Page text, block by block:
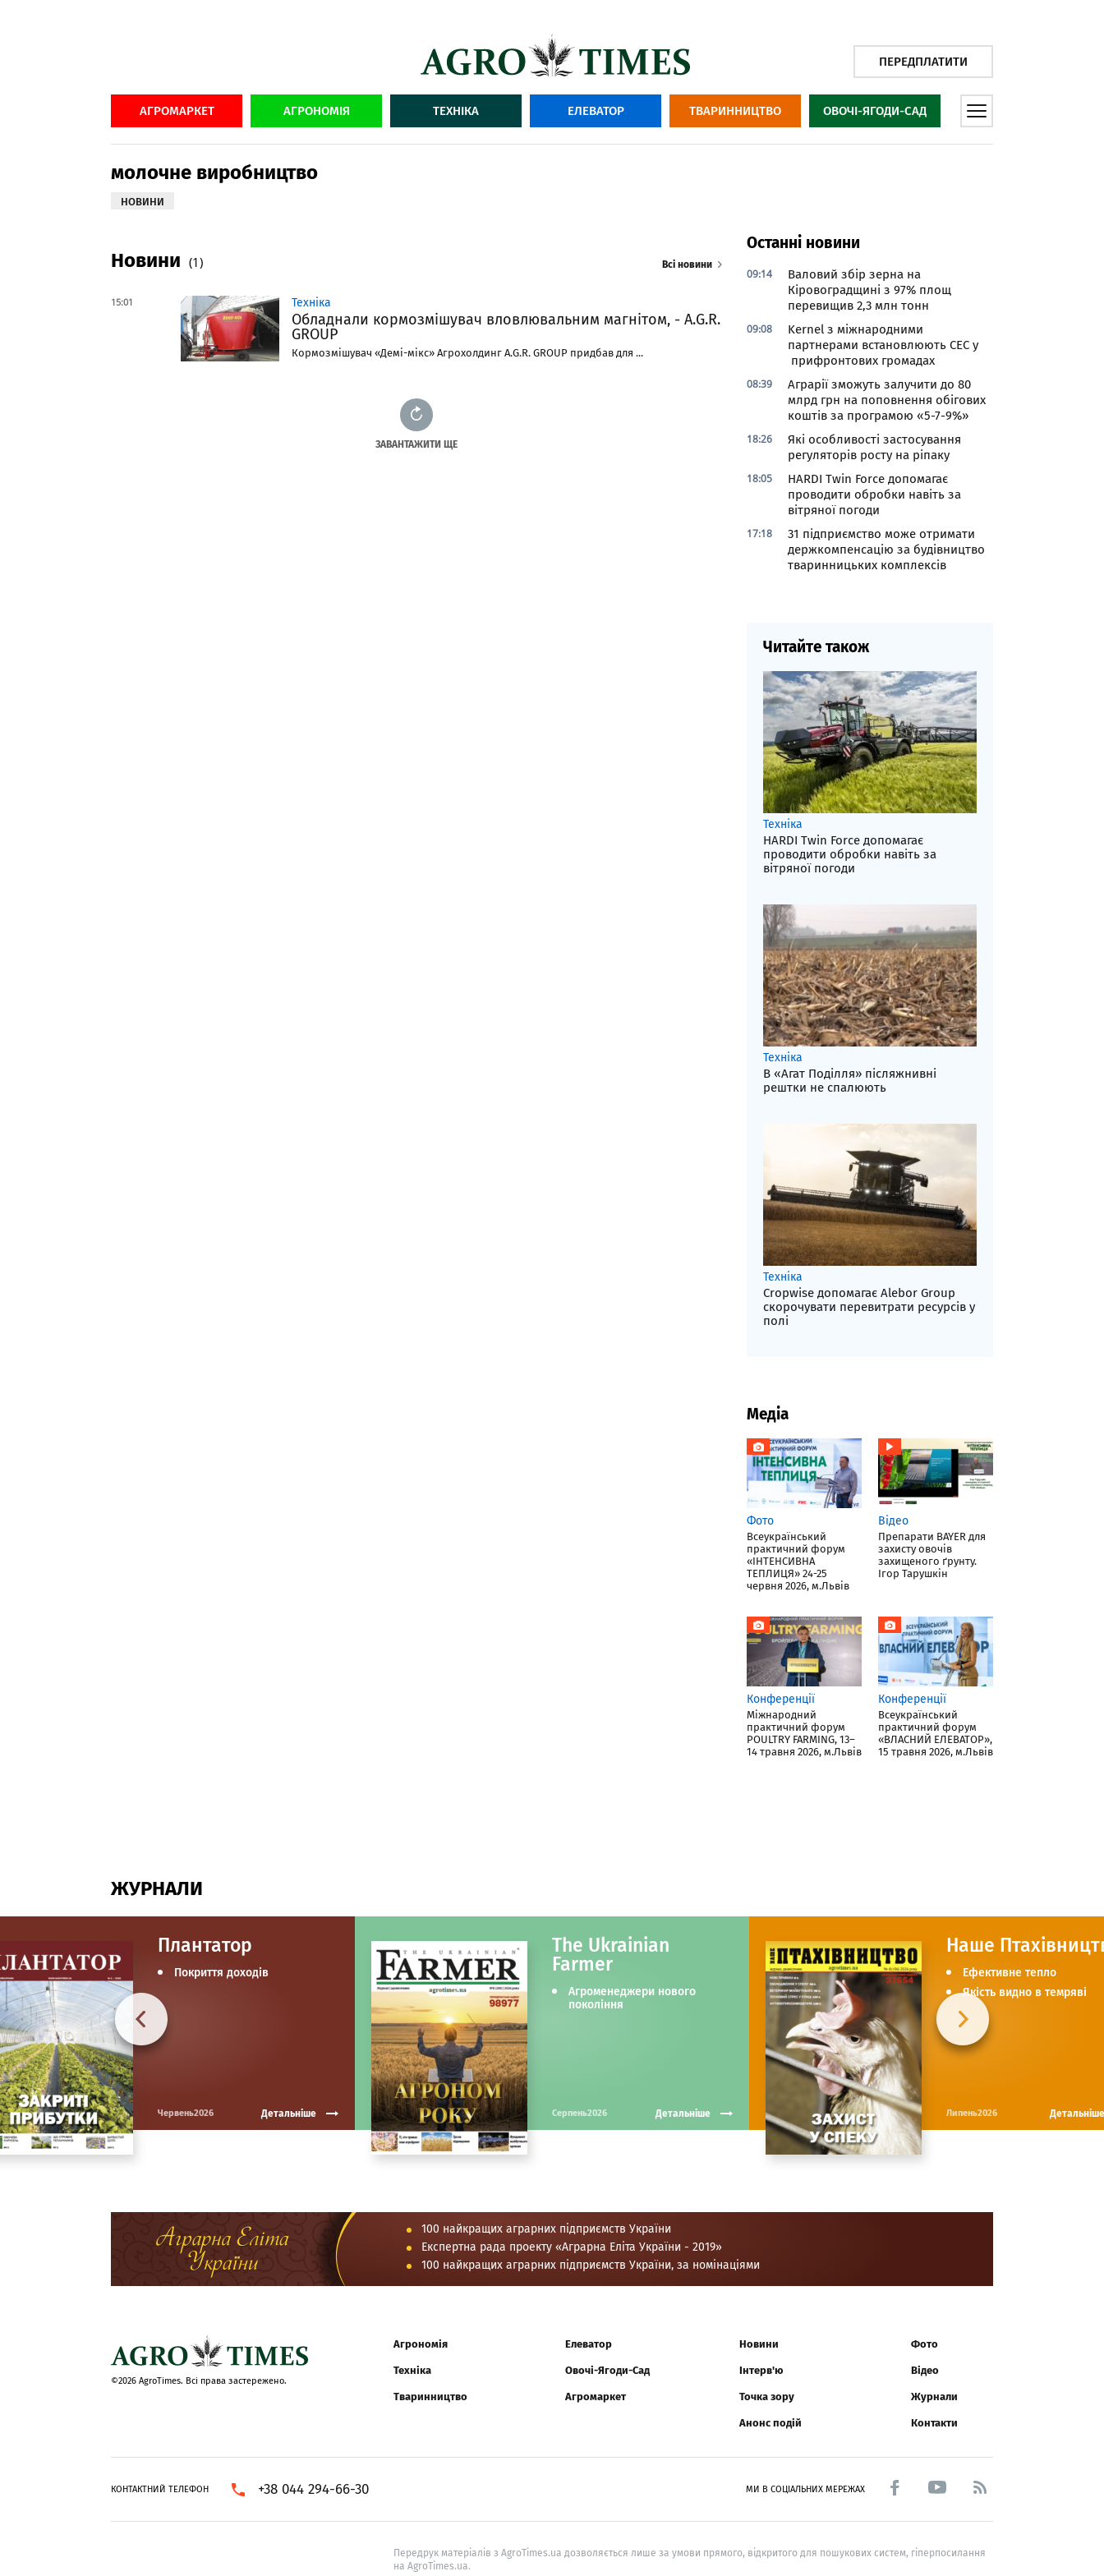
ПЕРЕДПЛАТИТИ
АГРОМАРКЕТ АГРОНОМІЯ ТЕХНІКА ЕЛЕВАТОР ТВАРИННИЦТВО ОВОЧІ-ЯГОДИ-САД
молочне виробництво
НОВИНИ
Новини (1) Всі новини
15:01 Техніка
Обладнали кормозмішувач вловлювальним магнітом, - A.G.R.
GROUP
Кормозмішувач «Демі-мікс» Агрохолдинг A.G.R. GROUP придбав для ...
ЗАВАНТАЖИТИ ЩЕ
Останні новини
09:14
Валовий збір зерна на
Кіровоградщині з 97% площ
перевищив 2,3 млн тонн
09:08
Kernel з міжнародними
партнерами встановлюють СЕС у
прифронтових громадах
08:39
Аграрії зможуть залучити до 80
млрд грн на поповнення обігових
коштів за програмою «5-7-9%»
18:26
Які особливості застосування
регуляторів росту на ріпаку
18:05
HARDI Twin Force допомагає
проводити обробки навіть за
вітряної погоди
17:18
31 підприємство може отримати
держкомпенсацію за будівництво
тваринницьких комплексів
Читайте також
Техніка
HARDI Twin Force допомагає
проводити обробки навіть за
вітряної погоди
Техніка
В «Агат Поділля» післяжнивні
рештки не спалюють
Техніка
Cropwise допомагає Alebor Group
скорочувати перевитрати ресурсів у
полі
Медіа
Фото
Всеукраїнський
практичний форум
«ІНТЕНСИВНА
ТЕПЛИЦЯ» 24-25
червня 2026, м.Львів
Відео
Препарати BAYER для
захисту овочів
захищеного ґрунту.
Ігор Тарушкін
Конференції
Міжнародний
практичний форум
POULTRY FARMING, 13–
14 травня 2026, м.Львів
Конференції
Всеукраїнський
практичний форум
«ВЛАСНИЙ ЕЛЕВАТОР»,
15 травня 2026, м.Львів
ЖУРНАЛИ
The Ukrainian
Farmer
Агроменеджери нового
покоління
Серпень2026 Детальніше
Наше
Ефективне тепло
Якість видно в темряві
Липень2026 Детальніше
Плантатор
Покриття доходів
Червень2026 Детальніше
100 найкращих аграрних підприємств України
Експертна рада проекту «Аграрна Еліта України - 2019»
100 найкращих аграрних підприємств України, за номінаціями
©2026 AgroTimes. Всі права застережено.
Агрономія
Техніка
Тваринництво
Елеватор
Овочі-Ягоди-Сад
Агромаркет
Новини
Інтерв'ю
Точка зору
Анонс подій
Фото
Відео
Журнали
Контакти
КОНТАКТНИЙ ТЕЛЕФОН +38 044 294-66-30 МИ В СОЦІАЛЬНИХ МЕРЕЖАХ
Передрук матеріалів з AgroTimes.ua дозволяється лише за умови прямого, відкритого для пошукових систем, гіперпосилання
на AgroTimes.ua.